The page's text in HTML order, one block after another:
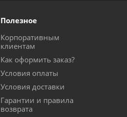
Полезное
Корпоративным
клиентам
Как оформить заказ?
Условия оплаты
Условия доставки
Гарантии и правила
возврата